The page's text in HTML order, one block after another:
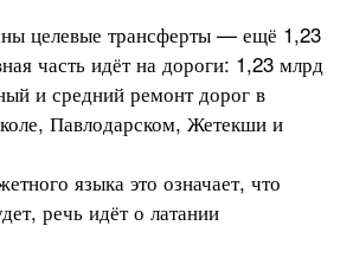
целевые трансферты — ещё 1,23
часть идёт на дороги: 1,23 млрд
и средний ремонт дорог в
Павлодарском, Жетекши и
языка это означает, что
речь идёт о латании